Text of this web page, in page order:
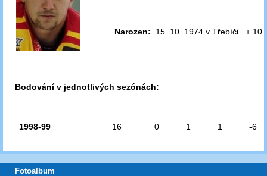
Narozen: 15. 10. 1974 v Třebíči + 10.
Bodování v jednotlivých sezónách:
1998-99 16 0 1 1 -6
Fotoalbum